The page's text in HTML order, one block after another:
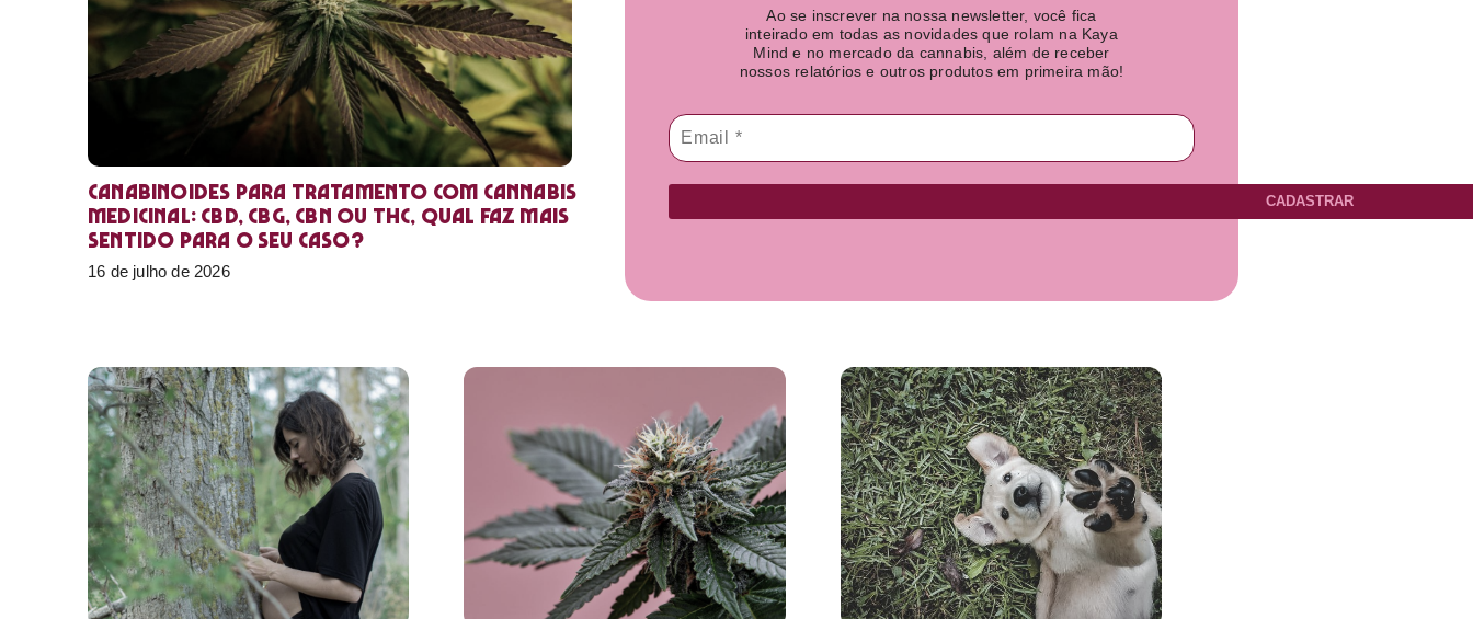
Canabinoides para tratamento com cannabis
medicinal: CBD, CBG, CBN ou THC, qual faz mais
sentido para o seu caso?
16 de julho de 2026
Ao se inscrever na nossa newsletter, você fica
inteirado em todas as novidades que rolam na Kaya
Mind e no mercado da cannabis, além de receber
nossos relatórios e outros produtos em primeira mão!
CADASTRAR